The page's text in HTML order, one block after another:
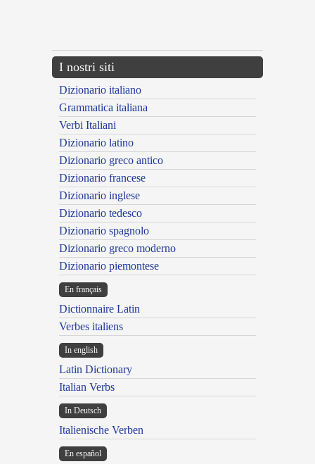
I nostri siti
Dizionario italiano
Grammatica italiana
Verbi Italiani
Dizionario latino
Dizionario greco antico
Dizionario francese
Dizionario inglese
Dizionario tedesco
Dizionario spagnolo
Dizionario greco moderno
Dizionario piemontese
En français
Dictionnaire Latin
Verbes italiens
In english
Latin Dictionary
Italian Verbs
In Deutsch
Italienische Verben
En español